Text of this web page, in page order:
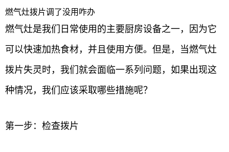
燃气灶拨片调了没用咋办
燃气灶是我们日常使用的主要厨房设备之一，因为它
可以快速加热食材，并且使用方便。但是，当燃气灶
拨片失灵时，我们就会面临一系列问题，如果出现这
种情况，我们应该采取哪些措施呢？
第一步：检查拨片